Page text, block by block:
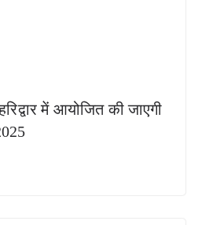
में आयोजित की जाएगी